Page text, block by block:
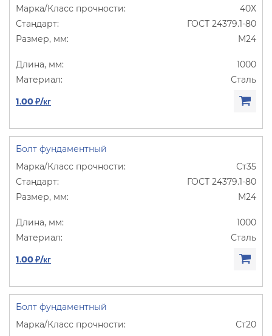
40Х
ГОСТ 24379.1-80
М24
1000
Сталь
1.00 ₽/кг
Болт фундаментный
Ст35
ГОСТ 24379.1-80
М24
1000
Сталь
1.00 ₽/кг
Болт фундаментный
Ст20